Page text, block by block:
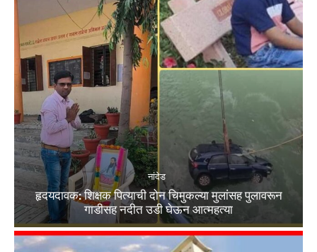
नांदेड
हृदयदावक: शिक्षक पित्याची दोन चिमुकल्या मुलांसह पुलावरून
गाडीसह नदीत उडी घेऊन आत्महत्या